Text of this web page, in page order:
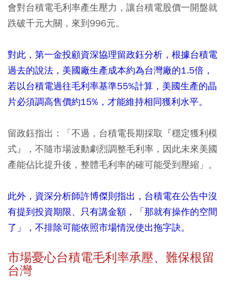
會對台積電毛利率產生壓力，讓台積電股價一開盤就
跌破千元大關，來到996元。
對此，第一金投顧資深協理留政鈺分析，根據台積電
過去的說法，美國廠生產成本約為台灣廠的1.5倍，
若以台積電過往毛利率基準55%計算，美國生產的晶
片必須調高售價約15%，才能維持相同獲利水平。
留政鈺指出：「不過，台積電長期採取『穩定獲利模
式』，不隨市場波動劇烈調整毛利率，因此未來美國
產能佔比提升後，整體毛利率的確可能受到壓縮」。
此外，資深分析師許博傑則指出，台積電在公告中沒
有提到投資期限、只有講金額，「那就有操作的空間
了」，不排除可能依照市場情況使出拖字訣。
市場憂心台積電毛利率承壓、難保根留
台灣